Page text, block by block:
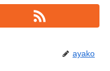
ayako